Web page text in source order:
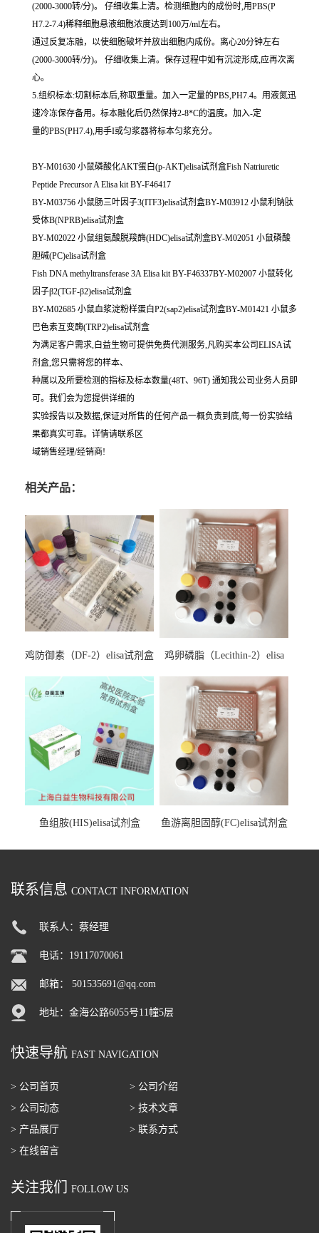
(2000-3000转/分)。 仔细收集上清。检测细胞内的成份时,用PBS(P
H7.2-7.4)稀释细胞悬液细胞浓度达到100万/ml左右。
通过反复冻融，以使细胞破坏并放出细胞内成份。离心20分钟左右
(2000-3000转/分)。 仔细收集上清。保存过程中如有沉淀形成,应再次离
心。
5.组织标本:切割标本后,称取重量。加入一定量的PBS,PH7.4。用液氮迅
速冷冻保存备用。标本融化后仍然保持2-8*C的温度。加入-定
量的PBS(PH7.4),用手I或匀浆器将标本匀浆充分。
BY-M01630 小鼠磷酸化AKT蛋白(p-AKT)elisa试剂盒Fish Natriuretic
Peptide Precursor A Elisa kit BY-F46417
BY-M03756 小鼠肠三叶因子3(ITF3)elisa试剂盒BY-M03912 小鼠利钠肽
受体B(NPRB)elisa试剂盒
BY-M02022 小鼠组氨酸脱羧酶(HDC)elisa试剂盒BY-M02051 小鼠磷酸
胆碱(PC)elisa试剂盒
Fish DNA methyltransferase 3A Elisa kit BY-F46337BY-M02007 小鼠转化
因子β2(TGF-β2)elisa试剂盒
BY-M02685 小鼠血浆淀粉样蛋白P2(sap2)elisa试剂盒BY-M01421 小鼠多
巴色素互变酶(TRP2)elisa试剂盒
为满足客户需求,白益生物可提供免费代测服务,凡购买本公司ELISA试
剂盒,您只需将您的样本、
种属以及所要检测的指标及标本数量(48T、96T) 通知我公司业务人员即
可。我们会为您提供详细的
实验报告以及数据,保证对所售的任何产品一概负责到底,每一份实验结
果都真实可靠。详情请联系区
域销售经理/经销商!
相关产品：
鸡防御素（DF-2）elisa试剂盒
鸡卵磷脂（Lecithin-2）elisa
鱼组胺(HIS)elisa试剂盒 鱼游离胆固醇(FC)elisa试剂盒
联系信息 CONTACT INFORMATION
联系人：蔡经理
电话：19117070061
邮箱： 501535691@qq.com
地址：金海公路6055号11幢5层
快速导航 FAST NAVIGATION
> 公司首页
> 公司介绍
> 公司动态
> 技术文章
> 产品展厅
> 联系方式
> 在线留言
关注我们 FOLLOW US